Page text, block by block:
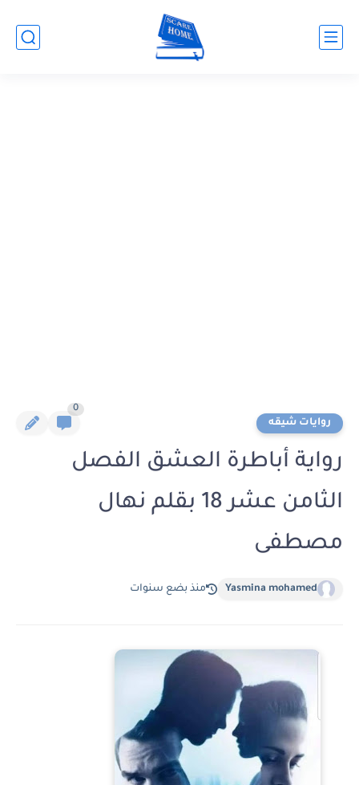
روايات شيقه
0
رواية أباطرة العشق الفصل
الثامن عشر 18 بقلم نهال
مصطفى
Yasmina mohamed منذ بضع سنوات